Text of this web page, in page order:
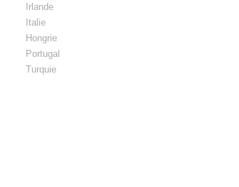
Irlande
Italie
Hongrie
Portugal
Turquie